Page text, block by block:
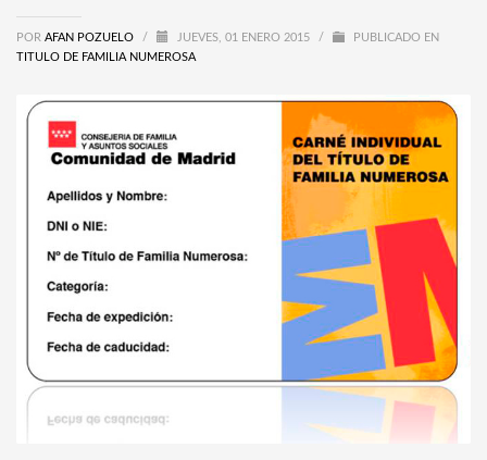
POR AFAN POZUELO / JUEVES, 01 ENERO 2015 /
PUBLICADO EN
TITULO DE FAMILIA NUMEROSA